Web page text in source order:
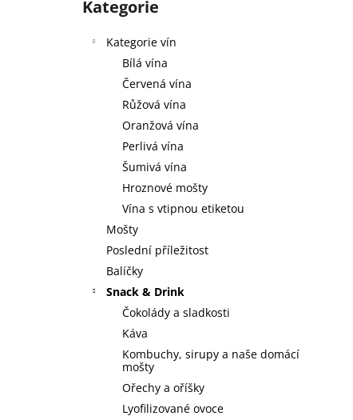
kategorie
Kategorie
Kategorie vín
Bílá vína
Červená vína
Růžová vína
Oranžová vína
Perlivá vína
Šumivá vína
Hroznové mošty
Vína s vtipnou etiketou
Mošty
Poslední příležitost
Balíčky
Snack & Drink
Čokolády a sladkosti
Káva
Kombuchy, sirupy a naše domácí
mošty
Ořechy a oříšky
Lyofilizované ovoce
3 SKLENICE ZE TŘÍ SEDMIČEK